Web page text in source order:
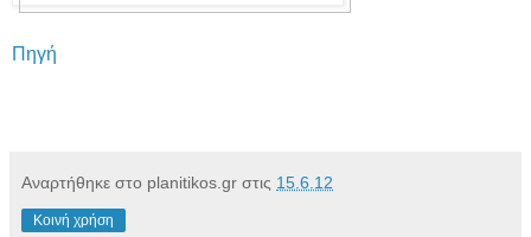
Πηγή
Αναρτήθηκε στο planitikos.gr στις 15.6.12
Κοινή χρήση